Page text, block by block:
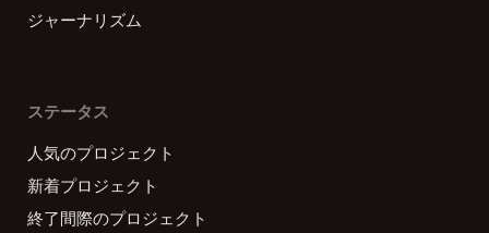
ジャーナリズム
ステータス
人気のプロジェクト
新着プロジェクト
終了間際のプロジェクト